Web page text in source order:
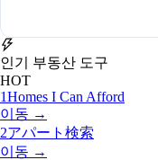
인기 부동산 도구
HOT
1Homes I Can Afford
이동 →
2アパート検索
이동 →